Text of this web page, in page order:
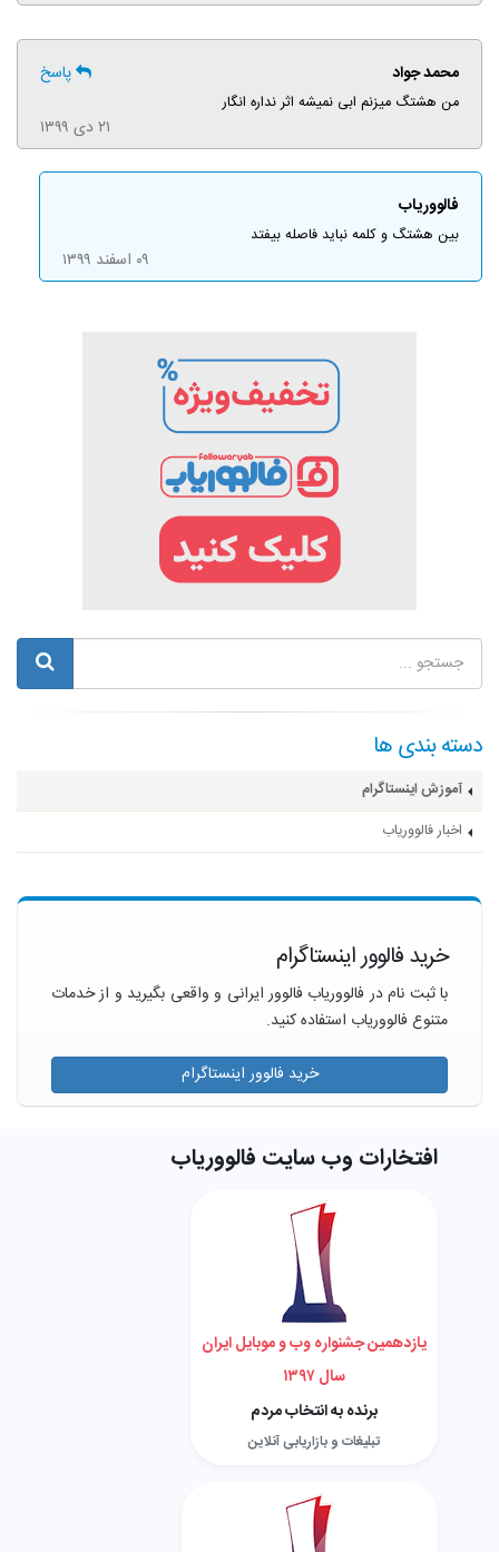
محمد جواد پاسخ
من هشتگ میزنم ابی نمیشه اثر نداره انگار
۲۱ دی ۱۳۹۹
فالووریاب
بین هشتگ و کلمه نباید فاصله بیفتد
۰۹ اسفند ۱۳۹۹
دسته بندی ها
آموزش اینستاگرام
اخبار فالووریاب
خرید فالوور اینستاگرام
با ثبت نام در فالووریاب فالوور ایرانی و واقعی بگیرید و از خدمات
متنوع فالووریاب استفاده کنید.
خرید فالوور اینستاگرام
افتخارات وب سایت فالووریاب
یازدهمین جشنواره وب و موبایل ایران
سال ۱۳۹۷
برنده به انتخاب مردم
تبلیغات و بازاریابی آنلاین